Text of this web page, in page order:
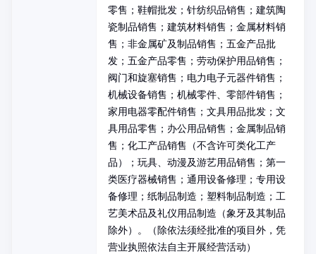
零售；鞋帽批发；针纺织品销售；建筑陶
瓷制品销售；建筑材料销售；金属材料销
售；非金属矿及制品销售；五金产品批
发；五金产品零售；劳动保护用品销售；
阀门和旋塞销售；电力电子元器件销售；
机械设备销售；机械零件、零部件销售；
家用电器零配件销售；文具用品批发；文
具用品零售；办公用品销售；金属制品销
售；化工产品销售（不含许可类化工产
品）；玩具、动漫及游艺用品销售；第一
类医疗器械销售；通用设备修理；专用设
备修理；纸制品制造；塑料制品制造；工
艺美术品及礼仪用品制造（象牙及其制品
除外）。（除依法须经批准的项目外，凭
营业执照依法自主开展经营活动）